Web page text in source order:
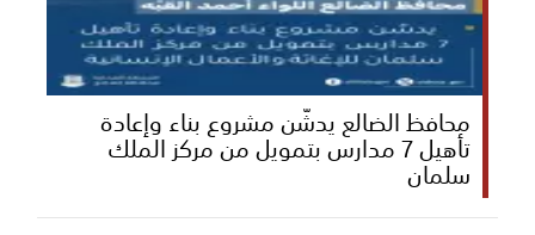
محافظ الضالع يدشّن مشروع بناء وإعادة
تأهيل 7 مدارس بتمويل من مركز الملك
سلمان